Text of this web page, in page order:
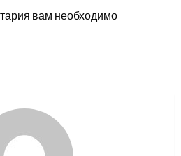
вам необходимо